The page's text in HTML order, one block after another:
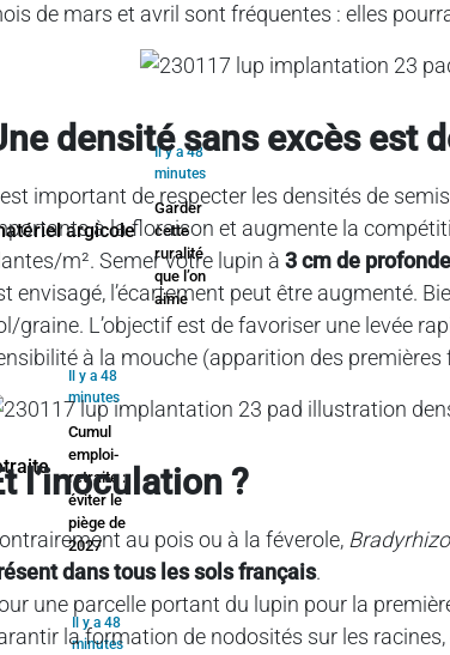
de mars et avril sont fréquentes : elles
densité sans excès est
important de respecter les densités de
à la floraison et augmente la
m². Semer votre lupin à3 cm de
envisagé, l’écartement peut être augmenté.
graine. L’objectif est de favoriser une levée
à la mouche (apparition des premières
l’inoculation ?
au pois ou à la féverole,
dans tous les sols français.
une parcelle portant du lupin pour la
la formation de nodosités sur les
Il y a 48
minutes
Garder
cette
ruralité
que l’on
aime
Il y a 48
minutes
Cumul
emploi-
retraite :
éviter le
piège de
2027
Il y a 48
minutes